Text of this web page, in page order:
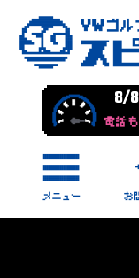
8/8
電話